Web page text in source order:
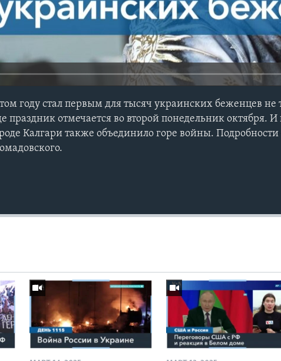
году стал первым для тысяч украинских беженцев не
праздник отмечается во второй понедельник октября. И
Калгари также объединило горе войны. Подробности